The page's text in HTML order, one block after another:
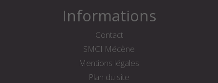
Informations
Contact
SMCI Mécène
Mentions légales
Plan du site